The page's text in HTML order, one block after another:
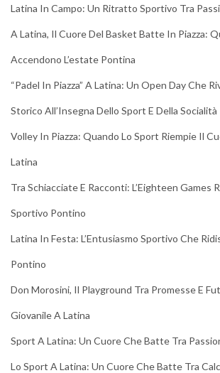
Latina In Campo: Un Ritratto Sportivo Tra
A Latina, Il Cuore Del Basket Batte In Piazza:
Accendono L’estate Pontina
“Padel In Piazza” A Latina: Un Open Day Che
Storico All’Insegna Dello Sport E Della Socialità
Volley In Piazza: Quando Lo Sport Riempie Il
Latina
Tra Schiacciate E Racconti: L’Eighteen Games
Sportivo Pontino
Latina In Festa: L’Entusiasmo Sportivo Che
Pontino
Don Morosini, Il Playground Tra Promesse E
Giovanile A Latina
Sport A Latina: Un Cuore Che Batte Tra
Lo Sport A Latina: Un Cuore Che Batte Tra